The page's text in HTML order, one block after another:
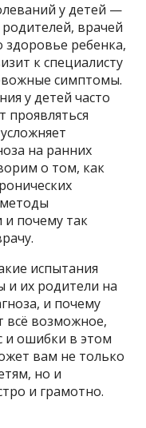
у детей —
врачей
здоровье ребенка,
к специалисту
симптомы.
у детей часто
проявляться
на ранних
о том, как
и почему так
испытания
и их родители на
и почему
всё возможное,
и ошибки в этом
вам не только
но и
и грамотно.